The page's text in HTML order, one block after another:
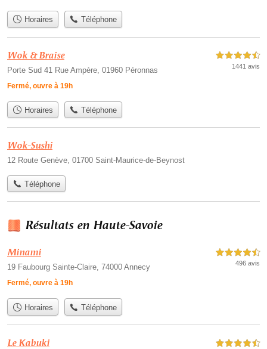
Horaires Téléphone
Wok & Braise
Porte Sud 41 Rue Ampère, 01960 Péronnas
Fermé, ouvre à 19h
4,5 étoiles sur 5
1441 avis
Horaires Téléphone
Wok-Sushi
12 Route Genève, 01700 Saint-Maurice-de-Beynost
Téléphone
Résultats en Haute-Savoie
Minami
19 Faubourg Sainte-Claire, 74000 Annecy
Fermé, ouvre à 19h
4,5 étoiles sur 5
496 avis
Horaires Téléphone
Le Kabuki 4,5 étoiles sur 5